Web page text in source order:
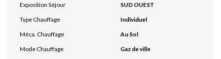
Exposition Séjour
SUD OUEST
Type Chauffage
Individuel
Méca. Chauffage
Au Sol
Mode Chauffage
Gaz de ville